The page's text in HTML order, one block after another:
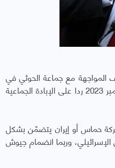
المواجهة مع جماعة الحوثي في
اليمن، التي تنفذ هجمات صاروخية على تل أبيب وسفن الشحن المرتبطة بإسرائيل منذ نوفمبر 2023 ردا على الإبادة الجماعية
حماس أو إيران يتضمّن بشكل
وربما انضمام جيوش